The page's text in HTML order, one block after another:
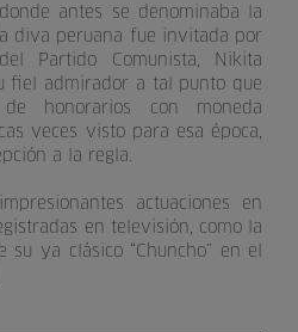
antes se denominaba la
diva peruana fue invitada por
Partido Comunista, Nikita
fiel admirador a tal punto que
honorarios con moneda
veces visto para esa época,
a la regla.
actuaciones en
en televisión, como la
su ya clásico “Chuncho” en el